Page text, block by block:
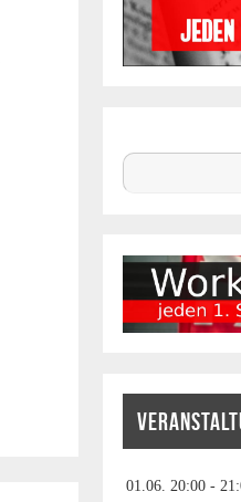
01.06. 20:00 -